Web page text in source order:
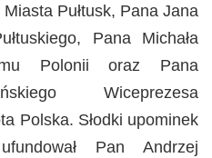
Pułtusk, Pana Jana
Pana Michała
Polonii oraz Pana
Wiceprezesa
Polska. Słodki upominek
Pan Andrzej